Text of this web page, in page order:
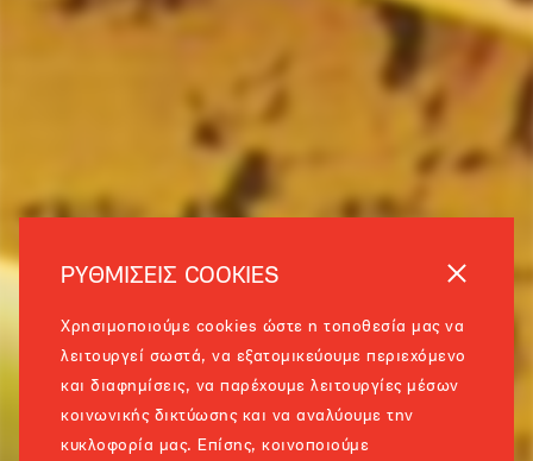
ΡΥΘΜΙΣΕΙΣ COOKIES
Χρησιμοποιούμε cookies ώστε η τοποθεσία μας να
λειτουργεί σωστά, να εξατομικεύουμε περιεχόμενο
και διαφημίσεις, να παρέχουμε λειτουργίες μέσων
κοινωνικής δικτύωσης και να αναλύουμε την
κυκλοφορία μας. Επίσης, κοινοποιούμε